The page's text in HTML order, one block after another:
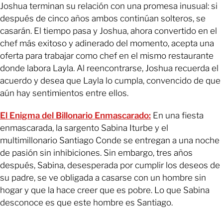
Joshua terminan su relación con una promesa inusual: si
después de cinco años ambos continúan solteros, se
casarán. El tiempo pasa y Joshua, ahora convertido en el
chef más exitoso y adinerado del momento, acepta una
oferta para trabajar como chef en el mismo restaurante
donde labora Layla. Al reencontrarse, Joshua recuerda el
acuerdo y desea que Layla lo cumpla, convencido de que
aún hay sentimientos entre ellos.
El Enigma del Billonario Enmascarado: En una fiesta
enmascarada, la sargento Sabina Iturbe y el
multimillonario Santiago Conde se entregan a una noche
de pasión sin inhibiciones. Sin embargo, tres años
después, Sabina, desesperada por cumplir los deseos de
su padre, se ve obligada a casarse con un hombre sin
hogar y que la hace creer que es pobre. Lo que Sabina
desconoce es que este hombre es Santiago.